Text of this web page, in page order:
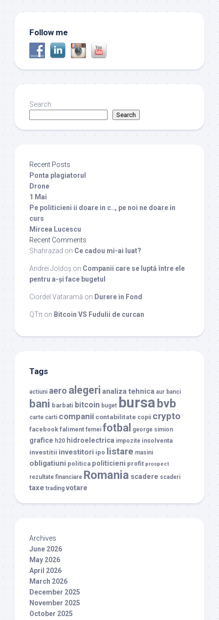
Follow me
Search
Search
Recent Posts
Ponta plagiatorul
Drone
1 Mai
Pe politicieni ii doare in c.., pe noi ne doare in
curs
Mircea Lucescu
Recent Comments
Shahrazad on Ce cadou mi-ai luat?
Andrei Joldoș on Companii care se luptă între ele
pentru a-și face bugetul
Ciordel Vataramă on Durere in Fond
QTπ on Bitcoin VS Fudulii de curcan
Tags
actiuni aero alegeri analiza tehnica aur banci
bani barbati bitcoin buget bursabvb
carte carti companii contabilitate copii crypto
facebook faliment femei fotbal george simion
grafice h20 hidroelectrica impozite insolventa
investitii investitori ipo listare masini
obligatiuni politica politicieni profit prospect
rezultate financiare Romania scadere scaderi
taxe trading votare
Archives
June 2026
May 2026
April 2026
March 2026
December 2025
November 2025
October 2025